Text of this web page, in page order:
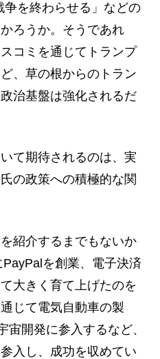
争を終わらせる」などの
ろうか。そうであれ
コミを通じてトランプ
、草の根からのトラン
治基盤は強化されるだ
て期待されるのは、実
の政策への積極的な関
紹介するまでもないか
を創業、電子決済
大きく育て上げたのを
じて電気自動車の製
開発に参入するなど、
入し、成功を収めてい